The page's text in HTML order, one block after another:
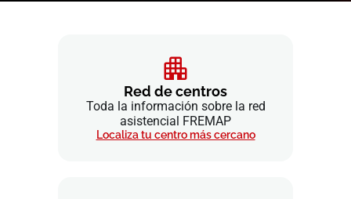
Red de centros
Toda la información sobre la red
asistencial FREMAP
Localiza tu centro más cercano